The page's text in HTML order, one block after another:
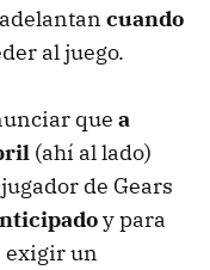
cuando
al juego.
que a
(ahí al lado)
de Gears
y para
exigir un